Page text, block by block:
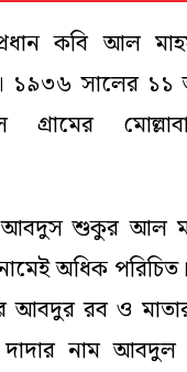
কবি আল
১৯৩৬ সালের ১১
গ্রামের
আবদুস শুকুর আল
অধিক
আবদুর রব ও
নাম আবদুল